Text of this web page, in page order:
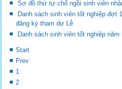
Sơ đồ thứ tự chổ ngồi sinh viên
Danh sách sinh viên tốt nghiệp đợt
đăng ký tham dự Lễ
Danh sách sinh viên tốt nghiệp năm
Start
Prev
1
2